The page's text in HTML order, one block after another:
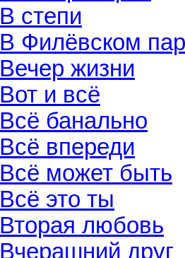
В степи
В Филёвском
Вечер жизни
Вот и всё
Всё банально
Всё впереди
Всё может быть
Всё это ты
Вторая любовь
Вчерашний друг